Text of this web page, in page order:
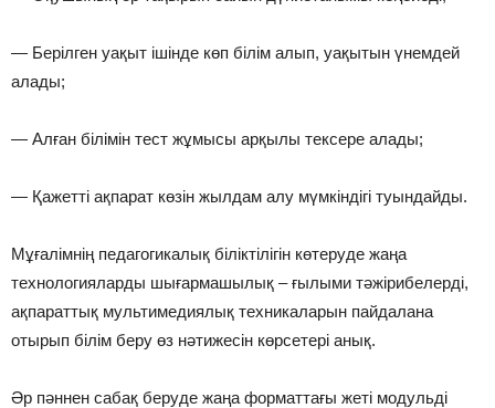
— Берілген уақыт ішінде көп білім алып, уақытын үнемдей
алады;
— Алған білімін тест жұмысы арқылы тексере алады;
— Қажетті ақпарат көзін жылдам алу мүмкіндігі туындайды.
Мұғалімнің педагогикалық біліктілігін көтеруде жаңа
технологияларды шығармашылық – ғылыми тәжірибелерді,
ақпараттық мультимедиялық техникаларын пайдалана
отырып білім беру өз нәтижесін көрсетері анық.
Әр пәннен сабақ беруде жаңа форматтағы жеті модульді